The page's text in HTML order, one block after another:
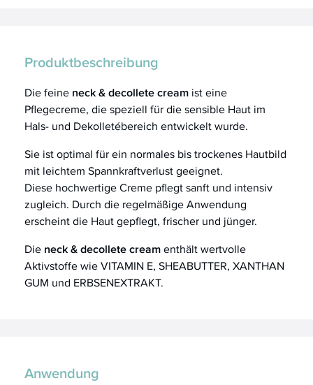
Produktbeschreibung
Die feine neck & decollete cream ist eine
Pflegecreme, die speziell für die sensible Haut im
Hals- und Dekolletébereich entwickelt wurde.
Sie ist optimal für ein normales bis trockenes Hautbild
mit leichtem Spannkraftverlust geeignet.
Diese hochwertige Creme pflegt sanft und intensiv
zugleich. Durch die regelmäßige Anwendung
erscheint die Haut gepflegt, frischer und jünger.
Die neck & decollete creamenthält wertvolle
Aktivstoffe wie VITAMIN E, SHEABUTTER, XANTHAN
GUM und ERBSENEXTRAKT.
Anwendung